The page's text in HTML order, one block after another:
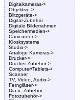
Digitalkameras->
Objektive->
Blitzgeräte->
Digital-Zubehör
Digitale Bilderrahmen
Speichermedien->
Camcorder->
Kiosksysteme
Studio->
Analoge Kameras->
Drucker->
Drucker Zubehör->
Computer/Tablets->
Scanner
TV, Video, Audio->
Ferngläser->
Dia u. Zubehör
Fotozubehör->